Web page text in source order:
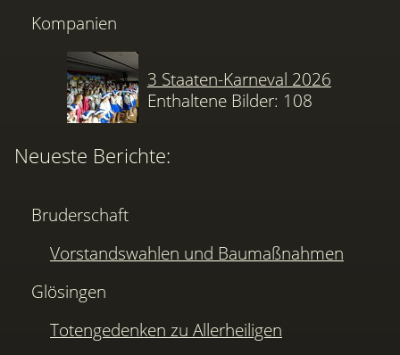
Kompanien
3 Staaten-Karneval 2026
Enthaltene Bilder: 108
Neueste Berichte:
Bruderschaft
Vorstandswahlen und Baumaßnahmen
Glösingen
Totengedenken zu Allerheiligen